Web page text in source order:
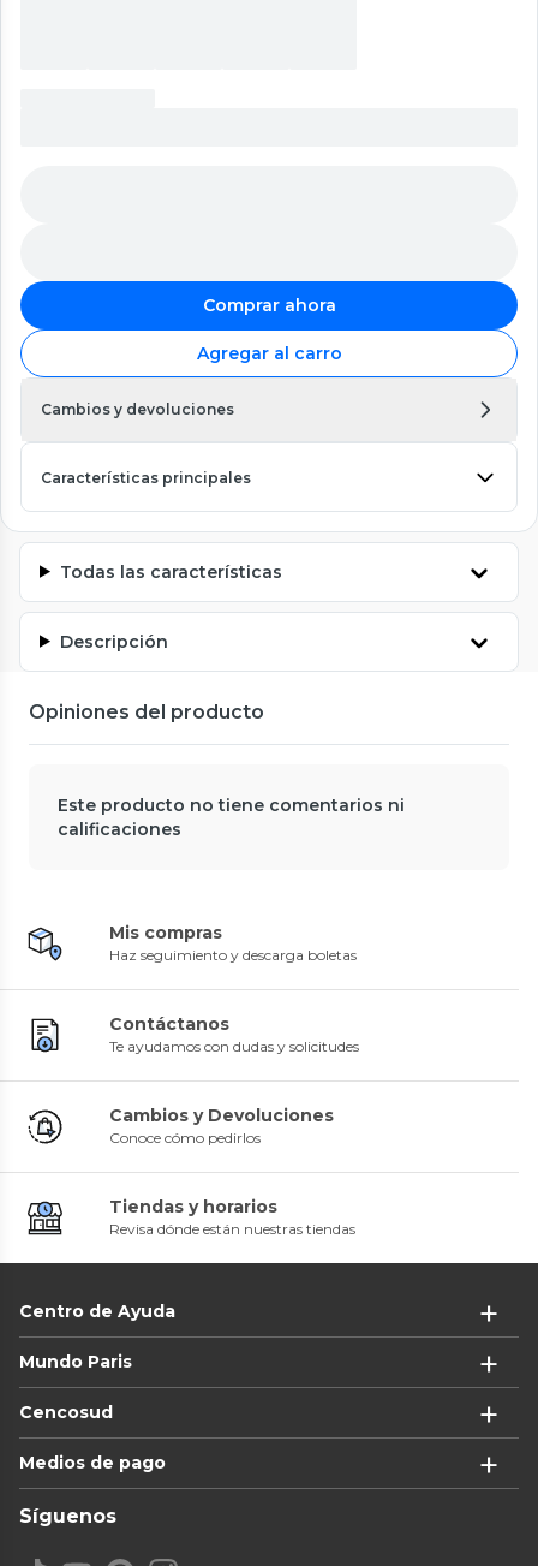
Comprar ahora
Agregar al carro
Cambios y devoluciones
Características principales
Todas las características
Descripción
Opiniones del producto
Este producto no tiene comentarios ni
calificaciones
Mis compras
Haz seguimiento y descarga boletas
Contáctanos
Te ayudamos con dudas y solicitudes
Cambios y Devoluciones
Conoce cómo pedirlos
Tiendas y horarios
Revisa dónde están nuestras tiendas
Centro de Ayuda
Mundo Paris
Cencosud
Medios de pago
Síguenos